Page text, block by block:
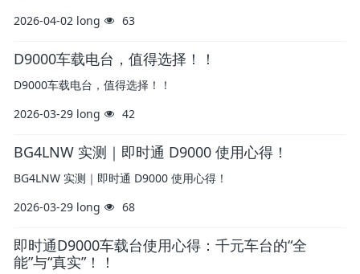
2026-04-02 long 63
D9000车载电台，值得选择！！
D9000车载电台，值得选择！！
2026-03-29 long 42
BG4LNW 实测｜即时通 D9000 使用心得！
BG4LNW 实测｜即时通 D9000 使用心得！
2026-03-29 long 68
即时通D9000车载台使用心得：千元车台的“全
能”与“真实”！！